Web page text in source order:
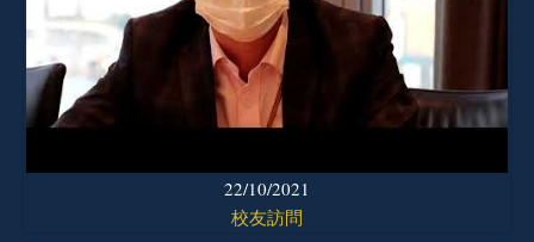
22/10/2021
校友訪問